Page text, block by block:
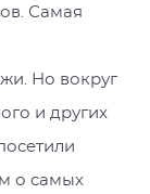
Самая
Но вокруг
и других
о самых